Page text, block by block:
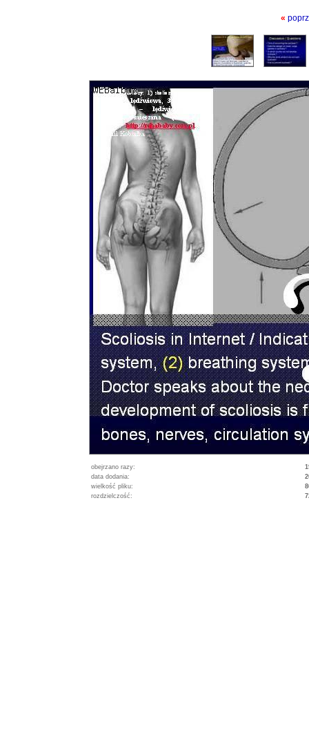
«
obejrzano razy:
data dodania:
wielkość pliku:
rozdzielczość: